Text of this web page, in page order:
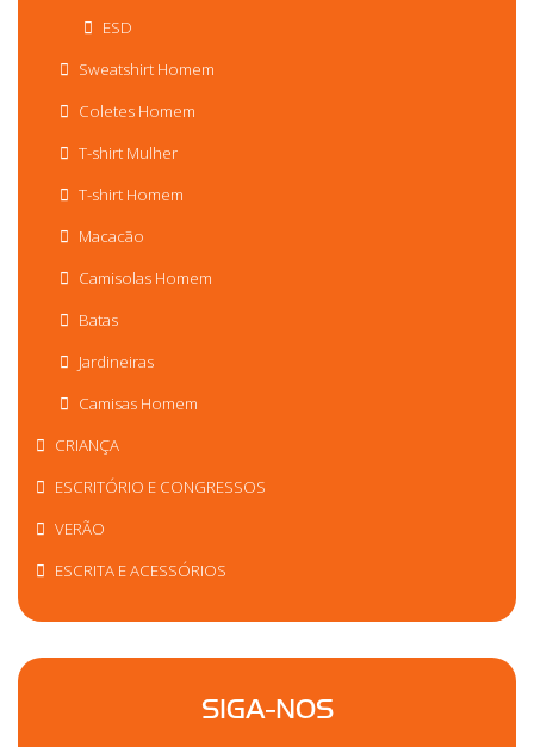
ESD
Sweatshirt Homem
Coletes Homem
T-shirt Mulher
T-shirt Homem
Macacão
Camisolas Homem
Batas
Jardineiras
Camisas Homem
CRIANÇA
ESCRITÓRIO E CONGRESSOS
VERÃO
ESCRITA E ACESSÓRIOS
SIGA-NOS